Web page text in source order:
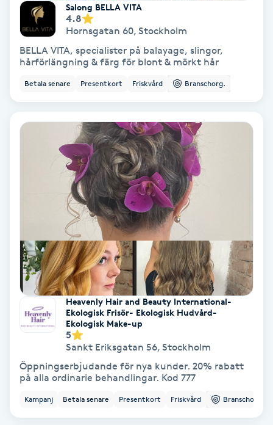
Extensions
Extensions borttagning
Face framing
Faceliftmassage
Fet hårbotten
Fettreducering
Fibromassage
Fillers
Fotsvamp
Fotvård
Salong BELLA VITA
4.8
Hornsgatan 60, Stockholm
BELLA VITA, specialister på balayage, slingor,
hårförlängning & färg för blont & mörkt hår
Betala senare Presentkort Friskvård Branschorg.
Heavenly Hair and Beauty International-
Ekologisk Frisör- Ekologisk Hudvård-
Ekologisk Make-up
5
Sankt Eriksgatan 56, Stockholm
Öppningserbjudande för nya kunder. 20% rabatt
på alla ordinarie behandlingar. Kod 777
Kampanj Betala senare Presentkort Friskvård Branschorg.